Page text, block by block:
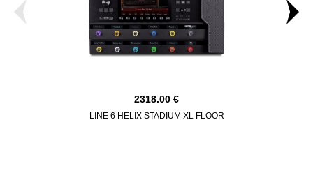
2318.00
LINE 6 HELIX STADIUM XL FLOOR